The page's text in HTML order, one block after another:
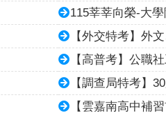
115莘莘向榮-大
【外交特考】外
【高普考】公職
【調查局特考】
【雲嘉南高中補